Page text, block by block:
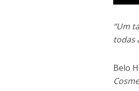
“Um
todas
Belo